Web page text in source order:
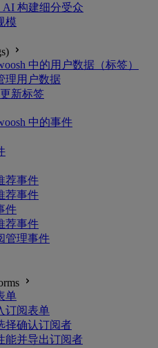
AI 构建细分受众
模
中的用户数据（标签）
理用户数据
新标签
中的事件
荐事件
荐事件
件
荐事件
管理事件
单
订阅表单
择确认订阅者
能并导出订阅者